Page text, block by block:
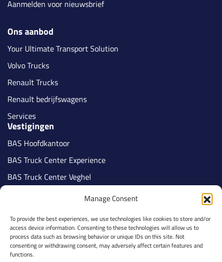
Manage Consent
To provide the best experiences, we use technologies like cookies to store and/or
access device information. Consenting to these technologies will allow us to
process data such as browsing behavior or unique IDs on this site. Not
consenting or withdrawing consent, may adversely affect certain features and
functions.
Aanmelden voor nieuwsbrief
Ons aanbod
Your Ultimate Transport Solution
Volvo Trucks
Renault Trucks
Renault bedrijfswagens
Services
Vestigingen
BAS Hoofdkantoor
BAS Truck Center Experience
BAS Truck Center Veghel
BAS Truck Center Tilburg
BAS Truck Center Veldhoven
Volg ons